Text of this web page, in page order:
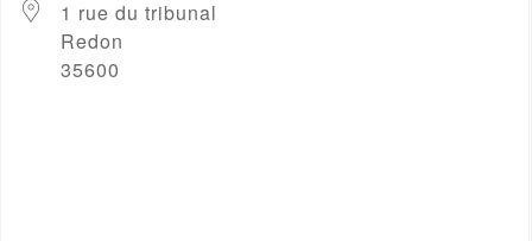
1 rue du tribunal
Redon
35600